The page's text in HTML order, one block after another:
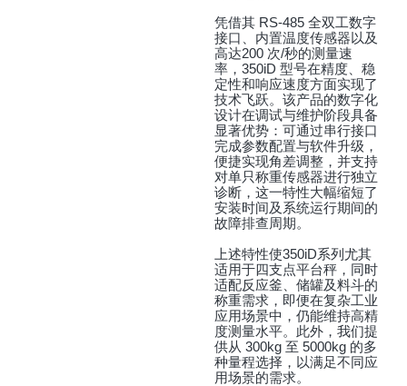
凭借其 RS-485 全双工数字
接口、内置温度传感器以及
高达200 次/秒的测量速
率，350iD 型号在精度、稳
定性和响应速度方面实现了
技术飞跃。该产品的数字化
设计在调试与维护阶段具备
显著优势：可通过串行接口
完成参数配置与软件升级，
便捷实现角差调整，并支持
对单只称重传感器进行独立
诊断，这一特性大幅缩短了
安装时间及系统运行期间的
故障排查周期。
上述特性使350iD系列尤其
适用于四支点平台秤，同时
适配反应釜、储罐及料斗的
称重需求，即便在复杂工业
应用场景中，仍能维持高精
度测量水平。此外，我们提
供从 300kg 至 5000kg 的多
种量程选择，以满足不同应
用场景的需求。